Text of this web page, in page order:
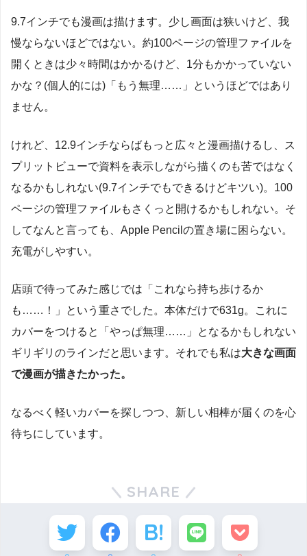
9.7インチでも漫画は描けます。少し画面は狭いけど、我
慢ならないほどではない。約100ページの管理ファイルを
開くときは少々時間はかかるけど、1分もかかっていない
かな？(個人的には)「もう無理……」というほどではあり
ません。
けれど、12.9インチならばもっと広々と漫画描けるし、ス
プリットビューで資料を表示しながら描くのも苦ではなく
なるかもしれない(9.7インチでもできるけどキツい)。100
ページの管理ファイルもさくっと開けるかもしれない。そ
してなんと言っても、Apple Pencilの置き場に困らない。
充電がしやすい。
店頭で待ってみた感じでは「これなら持ち歩けるか
も……！」という重さでした。本体だけで631g。これに
カバーをつけると「やっぱ無理……」となるかもしれない
ギリギリのラインだと思います。それでも私は大きな画面
で漫画が描きたかった。
なるべく軽いカバーを探しつつ、新しい相棒が届くのを心
待ちにしています。
SHARE